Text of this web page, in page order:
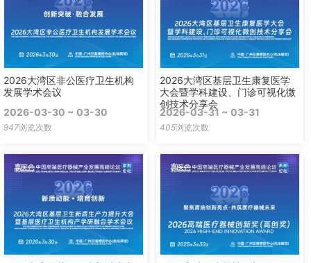
2026大湾区非公医疗卫生机构
发展学术会议
2026-03-30 ~ 03-30
947浏览次数
2026大湾区基层卫生康复医学
大会暨学科建设、门诊可视化微
创技术分享会
2026-03-31 ~ 03-31
405浏览次数